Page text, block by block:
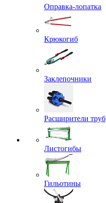
Оправка-лопатка
Крюкогиб
Заклепочники
Расширители труб
Листогибы
Гильотины